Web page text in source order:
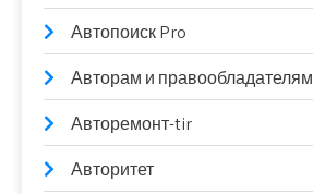
Автопоиск Pro
Авторам и правообладателям
Авторемонт-tir
Авторитет